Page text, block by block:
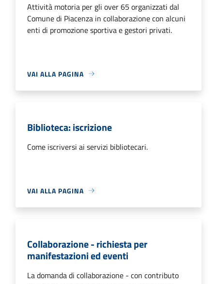
Attività motoria per gli over 65 organizzati dal
Comune di Piacenza in collaborazione con alcuni
enti di promozione sportiva e gestori privati.
VAI ALLA PAGINA
Biblioteca: iscrizione
Come iscriversi ai servizi bibliotecari.
VAI ALLA PAGINA
Collaborazione - richiesta per
manifestazioni ed eventi
La domanda di collaborazione - con contributo